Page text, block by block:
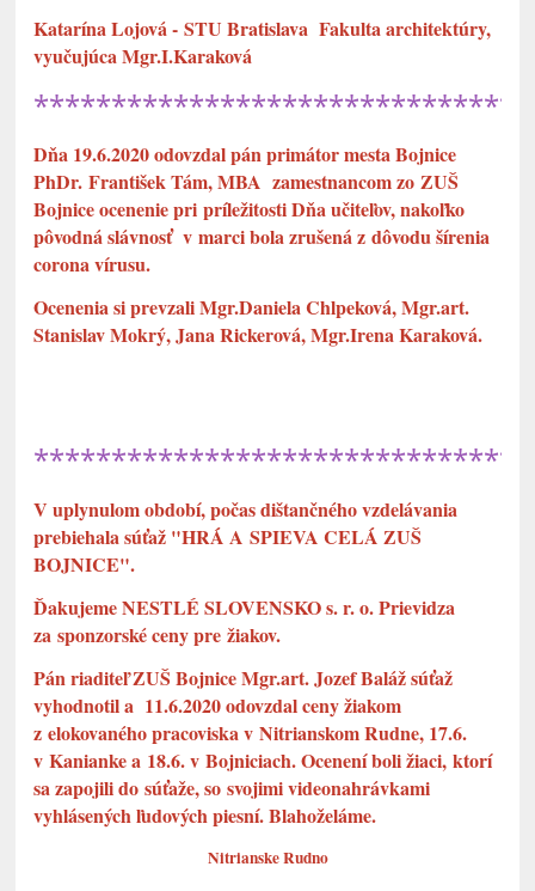
Katarína Lojová - STU Bratislava Fakulta architektúry,
vyučujúca Mgr.I.Karaková
Dňa 19.6.2020 odovzdal pán primátor mesta Bojnice
PhDr. František Tám, MBA zamestnancom zo ZUŠ
Bojnice ocenenie pri príležitosti Dňa učiteľov, nakoľko
pôvodná slávnosť v marci bola zrušená z dôvodu šírenia
corona vírusu.
Ocenenia si prevzali Mgr.Daniela Chlpeková, Mgr.art.
Stanislav Mokrý, Jana Rickerová, Mgr.Irena Karaková.
V uplynulom období, počas dištančného vzdelávania
prebiehala súťaž "HRÁ A SPIEVA CELÁ ZUŠ
BOJNICE".
Ďakujeme NESTLÉ SLOVENSKO s. r. o. Prievidza
za sponzorské ceny pre žiakov.
Pán riaditeľ ZUŠ Bojnice Mgr.art. Jozef Baláž súťaž
vyhodnotil a 11.6.2020 odovzdal ceny žiakom
z elokovaného pracoviska v Nitrianskom Rudne, 17.6.
v Kanianke a 18.6. v Bojniciach. Ocenení boli žiaci, ktorí
sa zapojili do súťaže, so svojimi videonahrávkami
vyhlásených ľudových piesní. Blahoželáme.
Nitrianske Rudno